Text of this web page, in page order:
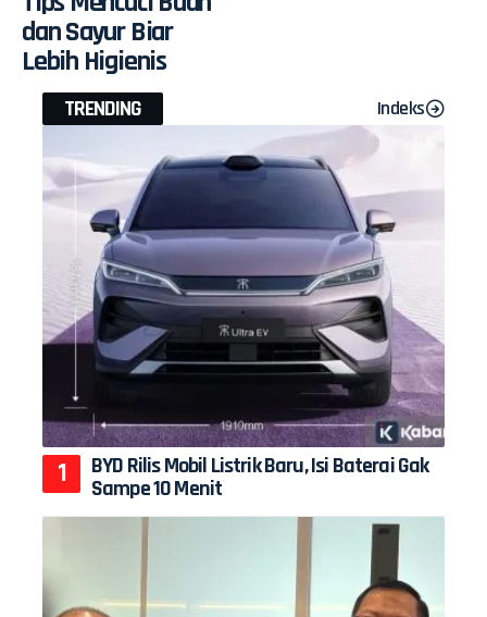
dan Sayur Biar
Lebih Higienis
TRENDING Indeks
BYD Rilis Mobil Listrik Baru, Isi Baterai Gak
Sampe 10 Menit